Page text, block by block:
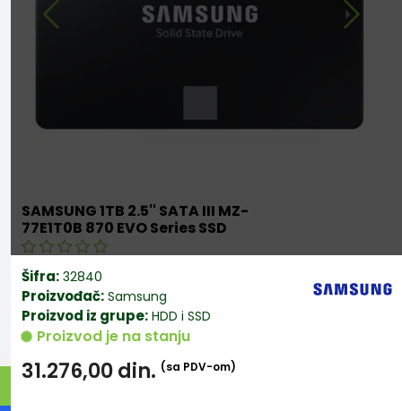
SAMSUNG 1TB 2.5'' SATA III MZ-
77E1T0B 870 EVO Series SSD
Šifra: 32840
Proizvođač: Samsung
Proizvod iz grupe: HDD i SSD
Proizvod je na stanju
31.276,00din. (sa PDV-om)